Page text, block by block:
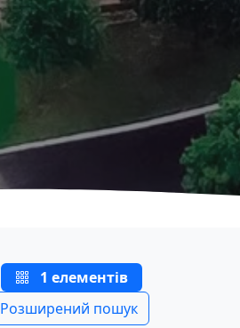
1 елементів
Розширений пошук